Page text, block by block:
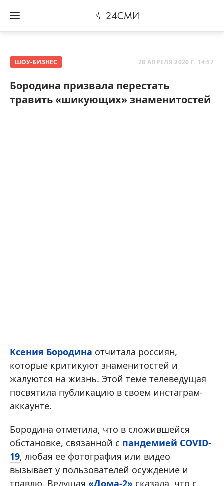
ШОУ-БИЗНЕС 28 АПРЕЛЯ 2020 Г. 14:57
Бородина призвала перестать
травить «шикующих» знаменитостей
Ксения Бородина отчитала россиян,
которые критикуют знаменитостей и
жалуются на жизнь. Этой теме телеведущая
посвятила публикацию в своем инстаграм-
аккаунте.
Бородина отметила, что в сложившейся
обстановке, связанной с пандемией COVID-
19, любая ее фотография или видео
вызывает у пользователей осуждение и
травлю. Ведущая «Дома-2» сказала, что с